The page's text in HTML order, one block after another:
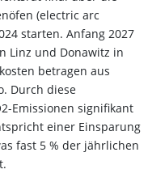
(electric arc
starten. Anfang 2027
Linz und Donawitz in
betragen aus
Durch diese
Emissionen signifikant
einer Einsparung
fast 5 % der jährlichen